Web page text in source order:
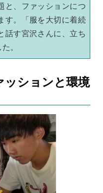
と、ファッションにつ
す。「服を大切に着続
話す宮沢さんに、立ち
。
ッションと環境